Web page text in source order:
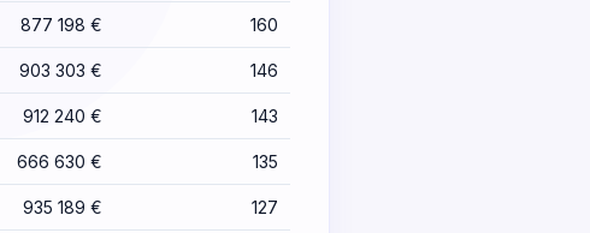
877 198 € 160
903 303 € 146
912 240 € 143
666 630 € 135
935 189 € 127